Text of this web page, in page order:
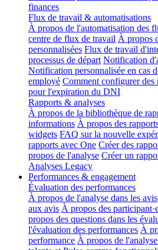
finances
Flux de travail & automatisations
À propos de l'automatisation des
centre de flux de travail À propos
personnalisées Flux de travail
processus de départ Notification
Notification personnalisée en cas
employé Comment configurer des
pour l'expiration du DNI
Rapports & analyses
À propos de la bibliothèque de
informations À propos des
widgets FAQ sur la nouvelle
rapports avec One Créer des
propos de l'analyse Créer un
Analyses Legacy
Performances & engagement
Évaluation des performances
À propos de l'analyse dans les avis
aux avis À propos des
propos des questions dans les
l'évaluation des performances À
performance À propos de